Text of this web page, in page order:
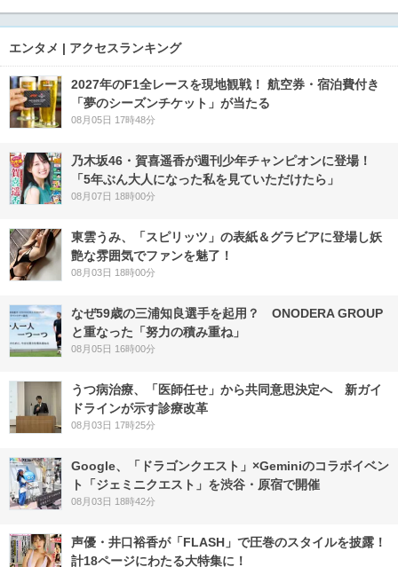
エンタメ | アクセスランキング
2027年のF1全レースを現地観戦！ 航空券・宿泊費付き
「夢のシーズンチケット」が当たる
08月05日 17時48分
乃木坂46・賀喜遥香が週刊少年チャンピオンに登場！
「5年ぶん大人になった私を見ていただけたら」
08月07日 18時00分
東雲うみ、「スピリッツ」の表紙＆グラビアに登場し妖
艶な雰囲気でファンを魅了！
08月03日 18時00分
なぜ59歳の三浦知良選手を起用？ ONODERA GROUP
と重なった「努力の積み重ね」
08月05日 16時00分
うつ病治療、「医師任せ」から共同意思決定へ 新ガイ
ドラインが示す診療改革
08月03日 17時25分
Google、「ドラゴンクエスト」×Geminiのコラボイベン
ト「ジェミニクエスト」を渋谷・原宿で開催
08月03日 18時42分
声優・井口裕香が「FLASH」で圧巻のスタイルを披露！
計18ページにわたる大特集に！